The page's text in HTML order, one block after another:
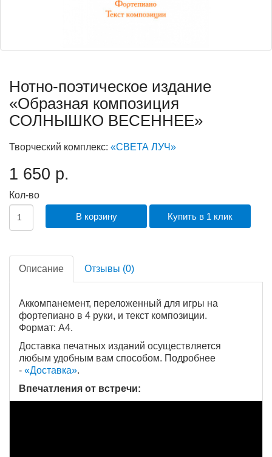
Описание Отзывы (0)
Аккомпанемент, переложенный для игры на
фортепиано в 4 руки, и текст композиции.
Формат: A4.
Доставка печатных изданий осуществляется
любым удобным вам способом. Подробнее
- «Доставка».
Впечатления от встречи:
Нотно-поэтическое издание
«Образная композиция
СОЛНЫШКО ВЕСЕННЕЕ»
Творческий комплекс: «СВЕТА ЛУЧ»
1 650 р.
Кол-во
В корзину Купить в 1 клик